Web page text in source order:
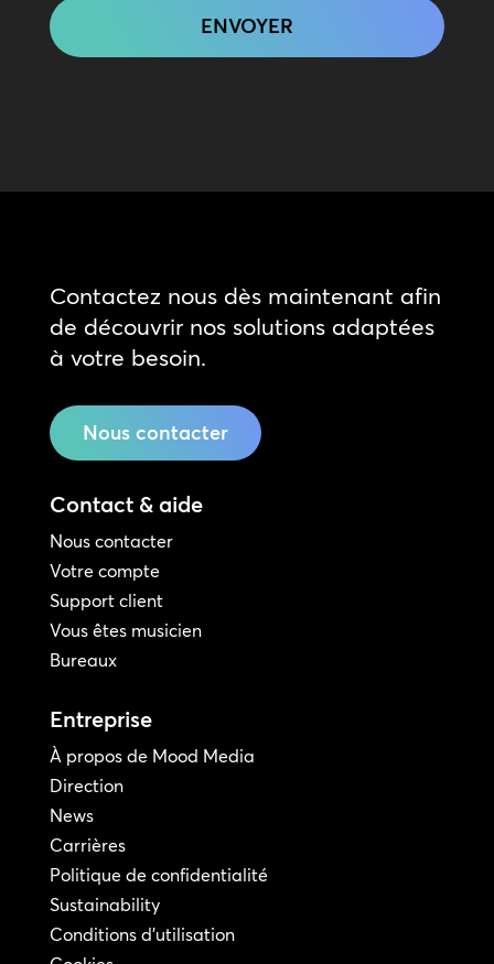
Contactez nous dès maintenant afin
de découvrir nos solutions adaptées
à votre besoin.
Nous contacter
Contact & aide
Nous contacter
Votre compte
Support client
Vous êtes musicien
Bureaux
Entreprise
À propos de Mood Media
Direction
News
Carrières
Politique de confidentialité
Sustainability
Conditions d'utilisation